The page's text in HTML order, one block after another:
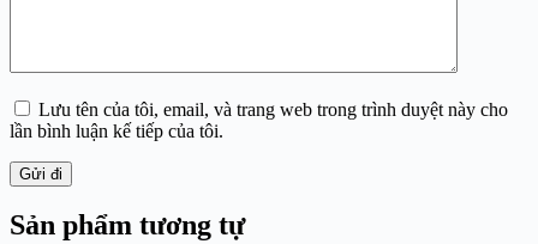
Lưu tên của tôi, email, và trang web trong trình duyệt này cho
lần bình luận kế tiếp của tôi.
Gửi đi
Sản phẩm tương tự